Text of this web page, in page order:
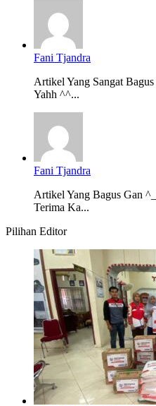
Fani Tjandra
Artikel Yang Sangat
Yahh ^^...
Fani Tjandra
Artikel Yang Bagus Gan
Terima Ka...
Pilihan Editor